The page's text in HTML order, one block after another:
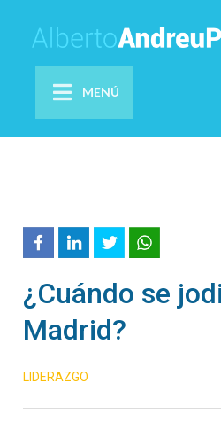
MENÚ
¿Cuándo se
Madrid?
LIDERAZGO